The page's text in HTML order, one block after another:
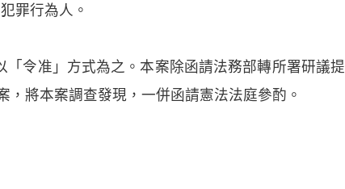
罪行為人。
令准」方式為之。本案除函請法務部轉所署研議提
將本案調查發現，一併函請憲法法庭參酌。